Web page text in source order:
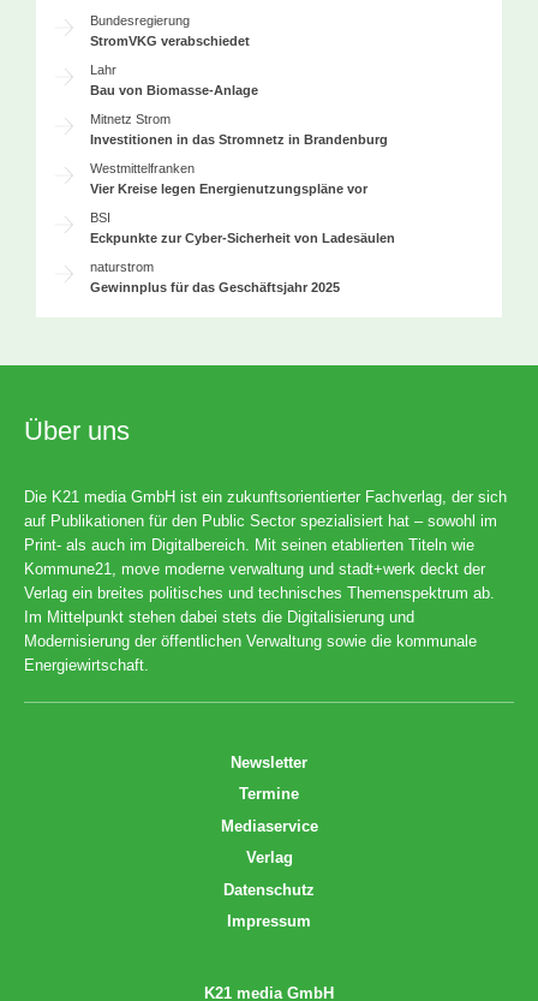
Bundesregierung
StromVKG verabschiedet
Lahr
Bau von Biomasse-Anlage
Mitnetz Strom
Investitionen in das Stromnetz in Brandenburg
Westmittelfranken
Vier Kreise legen Energienutzungspläne vor
BSI
Eckpunkte zur Cyber-Sicherheit von Ladesäulen
naturstrom
Gewinnplus für das Geschäftsjahr 2025
Über uns
Die K21 media GmbH ist ein zukunftsorientierter Fachverlag, der sich
auf Publikationen für den Public Sector spezialisiert hat – sowohl im
Print- als auch im Digitalbereich. Mit seinen etablierten Titeln wie
Kommune21, move moderne verwaltung und stadt+werk deckt der
Verlag ein breites politisches und technisches Themenspektrum ab.
Im Mittelpunkt stehen dabei stets die Digitalisierung und
Modernisierung der öffentlichen Verwaltung sowie die kommunale
Energiewirtschaft.
Newsletter
Termine
Mediaservice
Verlag
Datenschutz
Impressum
K21 media GmbH